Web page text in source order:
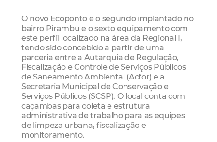
O novo Ecoponto é o segundo implantado no
bairro Pirambu e o sexto equipamento com
este perfil localizado na área da Regional I,
tendo sido concebido a partir de uma
parceria entre a Autarquia de Regulação,
Fiscalização e Controle de Serviços Públicos
de Saneamento Ambiental (Acfor) e a
Secretaria Municipal de Conservação e
Serviços Públicos (SCSP). O local conta com
caçambas para coleta e estrutura
administrativa de trabalho para as equipes
de limpeza urbana, fiscalização e
monitoramento.